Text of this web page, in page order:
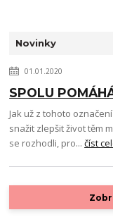
Novinky
01.01.2020
SPOLU
Jak už z tohoto
snažit zlepšit život těm
se rozhodli, pro...číst